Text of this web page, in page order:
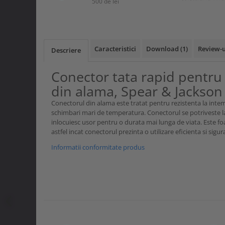
Genti si trolere
Echipamente specializate
Echipamente muncitori ferma
Echipamente veterinari
Echipamente mulgatori
Echipamente trimeri ongloane
Masti protectie
Descriere Caracteristici Download (1) Review-
Conector tata rapid
din alama, Spear & Jackson
Conectorul din alama este tratat pentru rezistenta la
schimbari mari de temperatura. Conectorul se potriveste
inlocuiesc usor pentru o durata mai lunga de viata. Este
astfel incat conectorul prezinta o utilizare eficienta si
Informatii conformitate produs